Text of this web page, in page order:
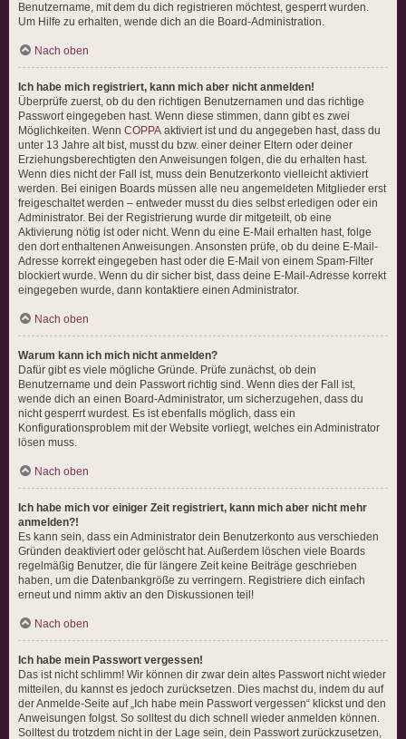
Benutzername, mit dem du dich registrieren möchtest, gesperrt wurden.
Um Hilfe zu erhalten, wende dich an die Board-Administration.
Nach oben
Ich habe mich registriert, kann mich aber nicht anmelden!
Überprüfe zuerst, ob du den richtigen Benutzernamen und das richtige
Passwort eingegeben hast. Wenn diese stimmen, dann gibt es zwei
Möglichkeiten. Wenn COPPA aktiviert ist und du angegeben hast, dass du
unter 13 Jahre alt bist, musst du bzw. einer deiner Eltern oder deiner
Erziehungsberechtigten den Anweisungen folgen, die du erhalten hast.
Wenn dies nicht der Fall ist, muss dein Benutzerkonto vielleicht aktiviert
werden. Bei einigen Boards müssen alle neu angemeldeten Mitglieder erst
freigeschaltet werden – entweder musst du dies selbst erledigen oder ein
Administrator. Bei der Registrierung wurde dir mitgeteilt, ob eine
Aktivierung nötig ist oder nicht. Wenn du eine E-Mail erhalten hast, folge
den dort enthaltenen Anweisungen. Ansonsten prüfe, ob du deine E-Mail-
Adresse korrekt eingegeben hast oder die E-Mail von einem Spam-Filter
blockiert wurde. Wenn du dir sicher bist, dass deine E-Mail-Adresse korrekt
eingegeben wurde, dann kontaktiere einen Administrator.
Nach oben
Warum kann ich mich nicht anmelden?
Dafür gibt es viele mögliche Gründe. Prüfe zunächst, ob dein
Benutzername und dein Passwort richtig sind. Wenn dies der Fall ist,
wende dich an einen Board-Administrator, um sicherzugehen, dass du
nicht gesperrt wurdest. Es ist ebenfalls möglich, dass ein
Konfigurationsproblem mit der Website vorliegt, welches ein Administrator
lösen muss.
Nach oben
Ich habe mich vor einiger Zeit registriert, kann mich aber nicht mehr
anmelden?!
Es kann sein, dass ein Administrator dein Benutzerkonto aus verschieden
Gründen deaktiviert oder gelöscht hat. Außerdem löschen viele Boards
regelmäßig Benutzer, die für längere Zeit keine Beiträge geschrieben
haben, um die Datenbankgröße zu verringern. Registriere dich einfach
erneut und nimm aktiv an den Diskussionen teil!
Nach oben
Ich habe mein Passwort vergessen!
Das ist nicht schlimm! Wir können dir zwar dein altes Passwort nicht wieder
mitteilen, du kannst es jedoch zurücksetzen. Dies machst du, indem du auf
der Anmelde-Seite auf „Ich habe mein Passwort vergessen“ klickst und den
Anweisungen folgst. So solltest du dich schnell wieder anmelden können.
Solltest du trotzdem nicht in der Lage sein, dein Passwort zurückzusetzen,